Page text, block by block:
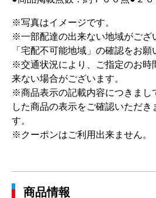
※写真はイメージです。
※一部配達の出来ない地域がござ
「宅配不可能地域」の確認をお願
※交通状況により、ご指定のお時
来ない場合がございます。
※商品表示の記載内容につきまし
した商品の表示をご確認いただき
す。
※クーポンはご利用出来ません。
商品情報